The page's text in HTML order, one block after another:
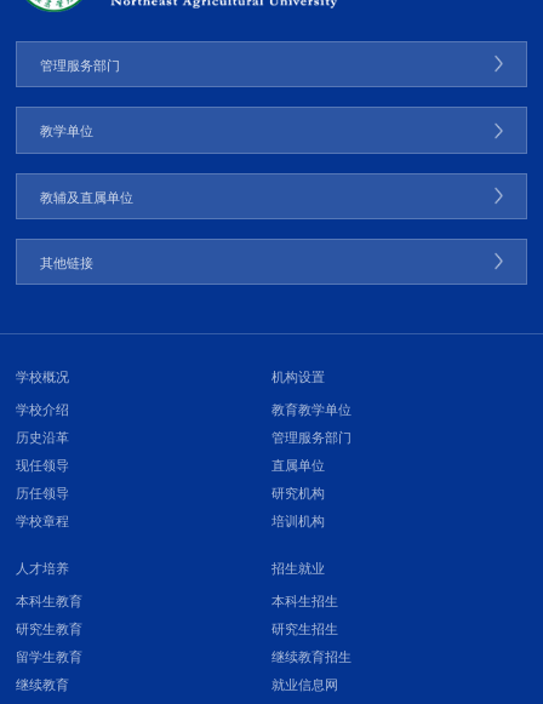
管理服务部门
教学单位
教辅及直属单位
其他链接
学校概况
学校介绍
历史沿革
现任领导
历任领导
学校章程
机构设置
教育教学单位
管理服务部门
直属单位
研究机构
培训机构
人才培养
本科生教育
研究生教育
留学生教育
继续教育
招生就业
本科生招生
研究生招生
继续教育招生
就业信息网